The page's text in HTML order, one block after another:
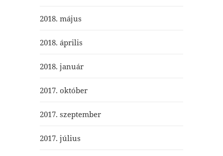
2018. május
2018. április
2018. január
2017. október
2017. szeptember
2017. július